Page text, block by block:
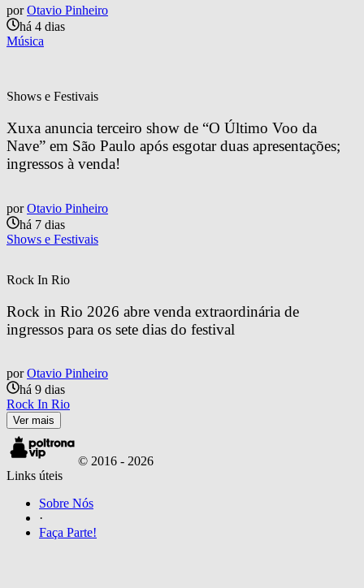
por Otavio Pinheiro
há 4 dias
Música
Shows e Festivais
Xuxa anuncia terceiro show de “O Último Voo da
Nave” em São Paulo após esgotar duas apresentações;
ingressos à venda!
por Otavio Pinheiro
há 7 dias
Shows e Festivais
Rock In Rio
Rock in Rio 2026 abre venda extraordinária de
ingressos para os sete dias do festival
por Otavio Pinheiro
há 9 dias
Rock In Rio
Ver mais
© 2016 - 2026
Links úteis
Sobre Nós
·
Faça Parte!